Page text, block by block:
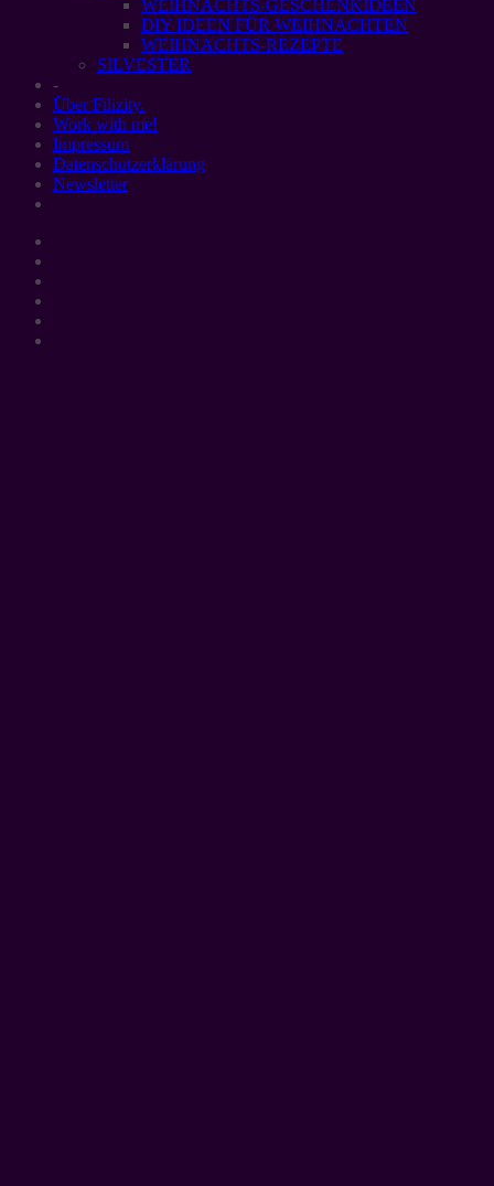
WEIHNACHTS-GESCHENKIDEEN
DIY IDEEN FÜR WEIHNACHTEN
WEIHNACHTS-REZEPTE
SILVESTER
-
Über Filizity.
Work with me!
Impressum
Datenschutzerklärung
Newsletter